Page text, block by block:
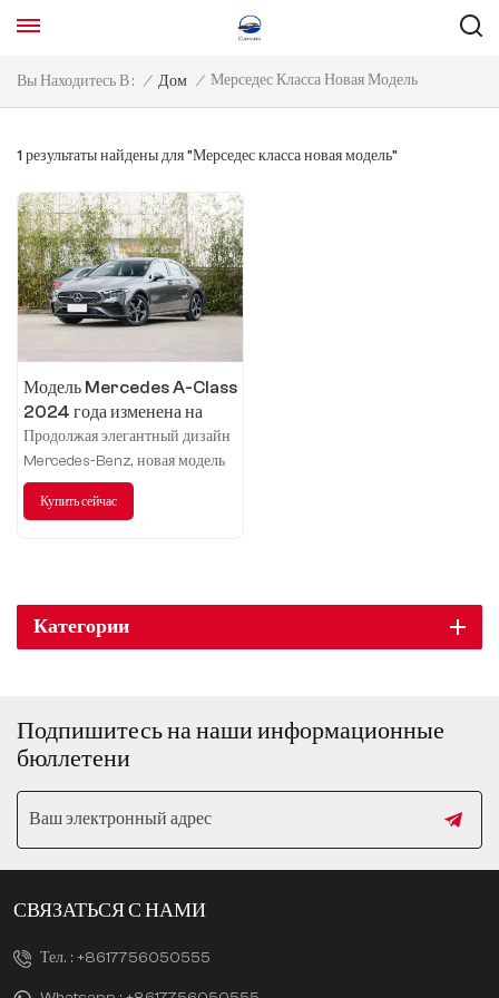
Вы Находитесь В : / Дом / Мерседес Класса Новая Модель
1 результаты найдены для "Мерседес класса новая модель"
Модель Mercedes A-Class
2024 года изменена на
модную модель A 200 L.
Продолжая элегантный дизайн
Mercedes-Benz, новая модель
была полностью
модернизирована, чтобы
Купить сейчас
Категории
Подпишитесь на наши информационные
бюллетени
СВЯЗАТЬСЯ С НАМИ
Тел. : +8617756050555